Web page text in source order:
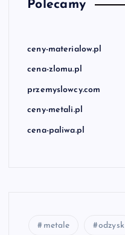
Polecamy
ceny-materialow.pl
cena-zlomu.pl
przemyslowcy.com
ceny-metali.pl
cena-paliwa.pl
metale odzysk